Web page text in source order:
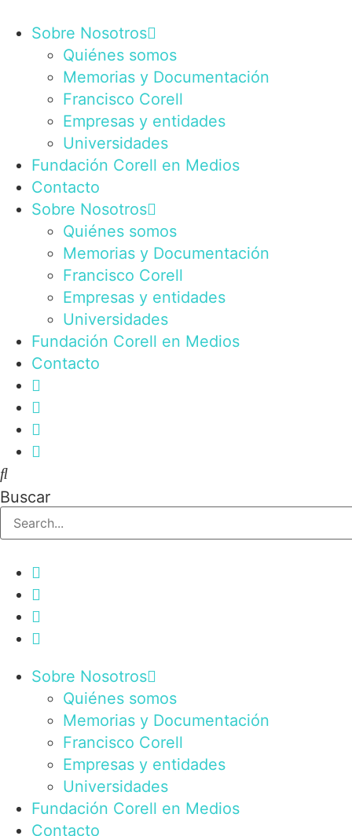
contenido
Sobre Nosotros
Quiénes somos
Memorias y Documentación
Francisco Corell
Empresas y entidades
Universidades
Fundación Corell en Medios
Contacto
Sobre Nosotros
Quiénes somos
Memorias y Documentación
Francisco Corell
Empresas y entidades
Universidades
Fundación Corell en Medios
Contacto
Buscar
Sobre Nosotros
Quiénes somos
Memorias y Documentación
Francisco Corell
Empresas y entidades
Universidades
Fundación Corell en Medios
Contacto